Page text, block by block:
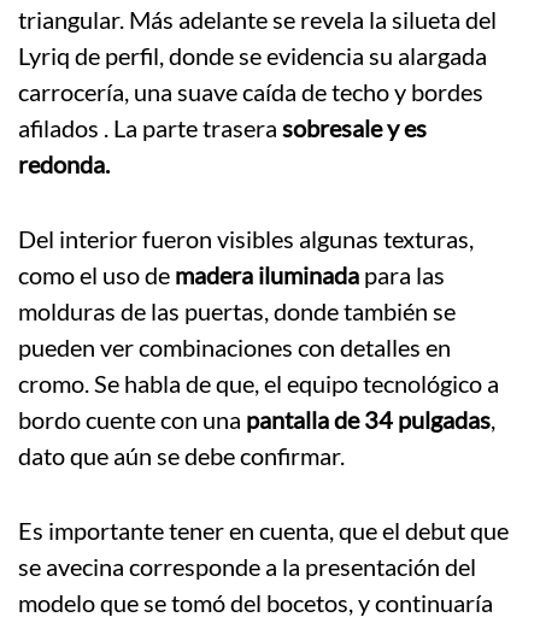
triangular. Más adelante se revela la silueta del
Lyriq de perfil, donde se evidencia su alargada
carrocería, una suave caída de techo y bordes
afilados . La parte trasera sobresale y es
redonda.
Del interior fueron visibles algunas texturas,
como el uso de madera iluminada para las
molduras de las puertas, donde también se
pueden ver combinaciones con detalles en
cromo. Se habla de que, el equipo tecnológico a
bordo cuente con una pantalla de 34 pulgadas,
dato que aún se debe confirmar.
Es importante tener en cuenta, que el debut que
se avecina corresponde a la presentación del
modelo que se tomó del bocetos, y continuaría